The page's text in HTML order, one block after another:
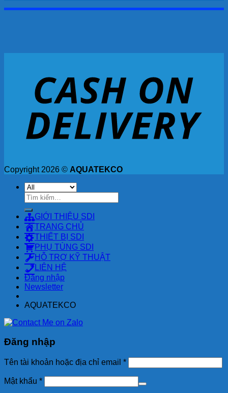
Copyright 2026 © AQUATEKCO
Tìm
kiếm:
GIỚI THIỆU SDI
TRANG CHỦ
THIẾT BỊ SDI
PHỤ TÙNG SDI
HỖ TRỢ KỸ THUẬT
LIÊN HỆ
Đăng nhập
Newsletter
AQUATEKCO
Đăng nhập
Tên tài khoản hoặc địa chỉ email *
Mật khẩu *